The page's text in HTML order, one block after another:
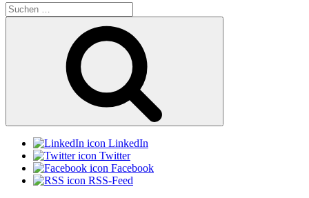
Suchen
nach:
LinkedIn
Twitter
Facebook
RSS-Feed